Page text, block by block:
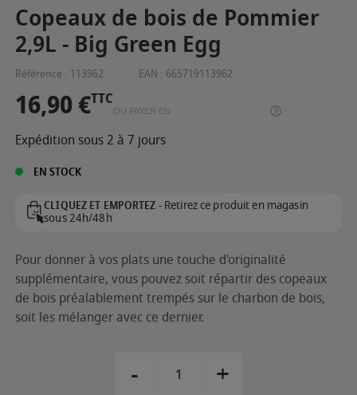
Copeaux de bois de Pommier
2,9L - Big Green Egg
Référence : 113962 EAN : 665719113962
16,90 €TTC
OU PAYER EN
Expédition sous 2 à 7 jours
EN STOCK
CLIQUEZ ET EMPORTEZ -Retirez ce produit en magasin
sous 24h/48h
Pour donner à vos plats une touche d'originalité
supplémentaire, vous pouvez soit répartir des copeaux
de bois préalablement trempés sur le charbon de bois,
soit les mélanger avec ce dernier.
- +